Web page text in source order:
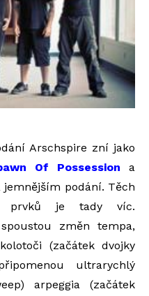
Arschspire zní jako
Of Possession a
podání. Těch
prvků je tady víc.
změn tempa,
(začátek dvojky
ultrarychlý
arpeggia (začátek